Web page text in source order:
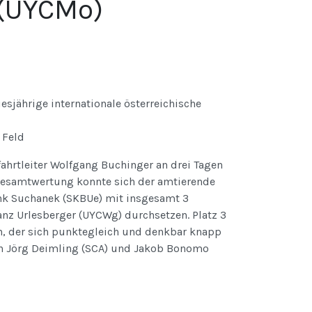
internationale österreichische
Wolfgang Buchinger an drei Tagen
konnte sich der amtierende
Suchanek (SKBUe) mit insgesamt 3
Urlesberger (UYCWg) durchsetzen. Platz 3
der sich punktegleich und denkbar knapp
Deimling (SCA) und Jakob Bonomo